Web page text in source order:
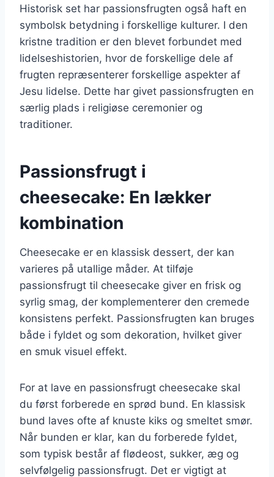
Historisk set har passionsfrugten også haft en
symbolsk betydning i forskellige kulturer. I den
kristne tradition er den blevet forbundet med
lidelseshistorien, hvor de forskellige dele af
frugten repræsenterer forskellige aspekter af
Jesu lidelse. Dette har givet passionsfrugten en
særlig plads i religiøse ceremonier og
traditioner.
Passionsfrugt i
cheesecake: En lækker
kombination
Cheesecake er en klassisk dessert, der kan
varieres på utallige måder. At tilføje
passionsfrugt til cheesecake giver en frisk og
syrlig smag, der komplementerer den cremede
konsistens perfekt. Passionsfrugten kan bruges
både i fyldet og som dekoration, hvilket giver
en smuk visuel effekt.
For at lave en passionsfrugt cheesecake skal
du først forberede en sprød bund. En klassisk
bund laves ofte af knuste kiks og smeltet smør.
Når bunden er klar, kan du forberede fyldet,
som typisk består af flødeost, sukker, æg og
selvfølgelig passionsfrugt. Det er vigtigt at